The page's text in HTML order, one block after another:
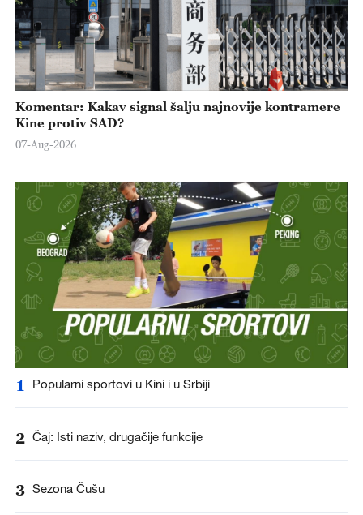
Komentar: Kakav signal šalju najnovije kontramere
Kine protiv SAD?
07-Aug-2026
1 Popularni sportovi u Kini i u Srbiji
2 Čaj: Isti naziv, drugačije funkcije
3 Sezona Čušu